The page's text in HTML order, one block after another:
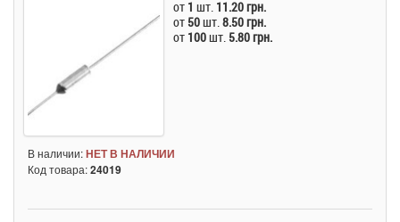
от 1 шт. 11.20 грн.
от 50шт.8.50 грн.
от 100шт. 5.80 грн.
В наличии:НЕТ В НАЛИЧИИ
Код товара:24019